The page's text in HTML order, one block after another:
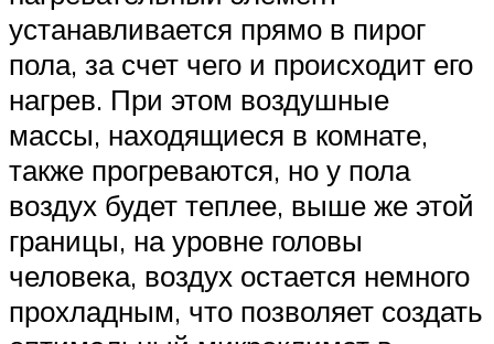
устанавливается прямо в пирог
пола, за счет чего и происходит его
нагрев. При этом воздушные
массы, находящиеся в комнате,
также прогреваются, но у пола
воздух будет теплее, выше же этой
границы, на уровне головы
человека, воздух остается немного
прохладным, что позволяет создать